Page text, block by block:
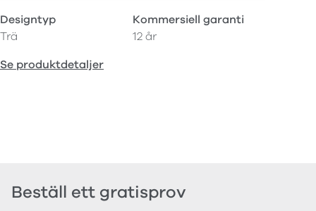
Designtyp
Trä
Kommersiell garanti
12 år
Se produktdetaljer
Beställ ett gratisprov